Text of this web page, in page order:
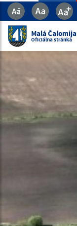
Malá Čalomija
Oficiálna stránka